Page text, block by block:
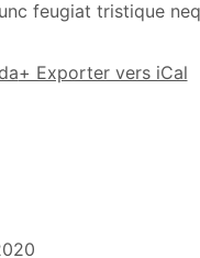
feugiat tristique
+ Exporter vers iCal